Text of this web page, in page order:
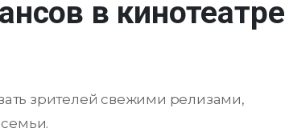
в кинотеатре
зрителей свежими релизами,